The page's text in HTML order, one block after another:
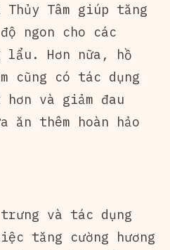
Tâm giúp tăng
ngon cho các
lẩu. Hơn nữa, hồ
cũng có tác dụng
và giảm đau
ăn thêm hoàn hảo
và tác dụng
tăng cường hương